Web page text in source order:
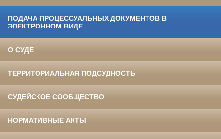
ПОДАЧА ПРОЦЕССУАЛЬНЫХ ДОКУМЕНТОВ В
ЭЛЕКТРОННОМ ВИДЕ
О СУДЕ
ТЕРРИТОРИАЛЬНАЯ ПОДСУДНОСТЬ
СУДЕЙСКОЕ СООБЩЕСТВО
НОРМАТИВНЫЕ АКТЫ